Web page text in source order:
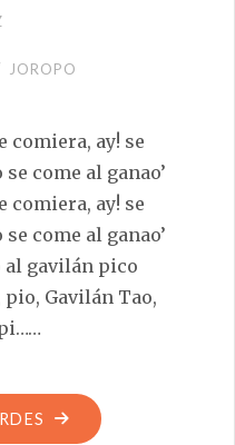
JOROPO
comiera, ay! se
come al ganao’
comiera, ay! se
come al ganao’
al gavilán pico
pio, Gavilán Tao,
"GAVILÁN